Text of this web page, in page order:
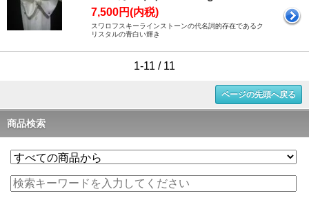
7,500円(内税)
スワロフスキーラインストーンの代名詞的存在であるク
リスタルの青白い輝き
1-11 / 11
ページの先頭へ戻る
商品検索